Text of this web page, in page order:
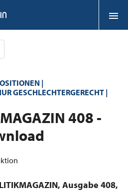
|
GESCHLECHTERGERECHT |
408 -
Ausgabe 408,